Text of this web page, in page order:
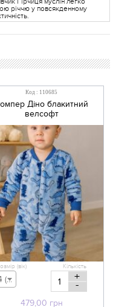
річчю у повсякденному
Код : 110685
Діно блакитний
велсофт
479,00 грн
(вік)
104 (вік 3-4 р) - 479,00 грн
Кількість
+
-